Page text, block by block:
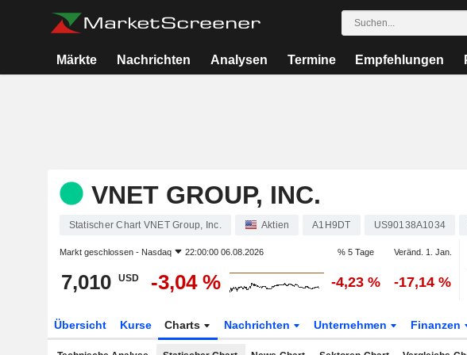
Märkte Nachrichten Analysen Termine Empfehlungen
VNET GROUP, INC.
Statischer Chart VNET Group, Inc. Aktien A1H9DT US90138A1034
Markt geschlossen - Nasdaq 22:00:00 06.08.2026 % 5 Tage Veränd. 1. Jan.
7,010 USD -3,04 % -4,23 % -17,14 %
Übersicht Kurse Charts Nachrichten Unternehmen Finanzen